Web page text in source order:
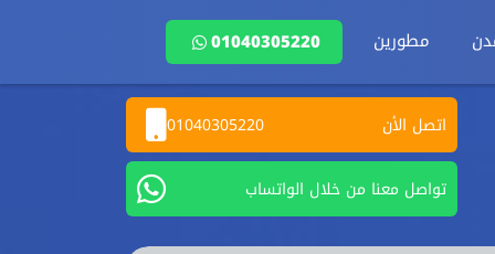
مطورين 01040305220
اتصل الأن 01040305220
تواصل معنا من خلال الواتساب